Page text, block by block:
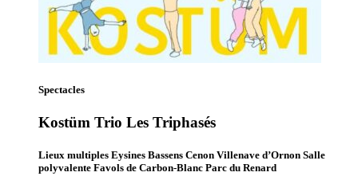
Spectacles
Kostüm Trio Les Triphasés
Lieux multiples Eysines Bassens Cenon Villenave d’Ornon Salle
polyvalente Favols de Carbon-Blanc Parc du Renard